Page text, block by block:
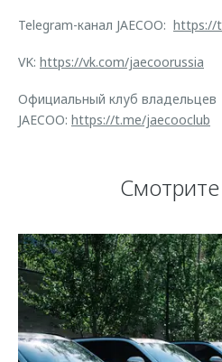
Telegram-канал JAECOO: https://
VK: https://vk.com/jaecoorussia
Официальный клуб владельцев
JAECOO: https://t.me/jaecooclub